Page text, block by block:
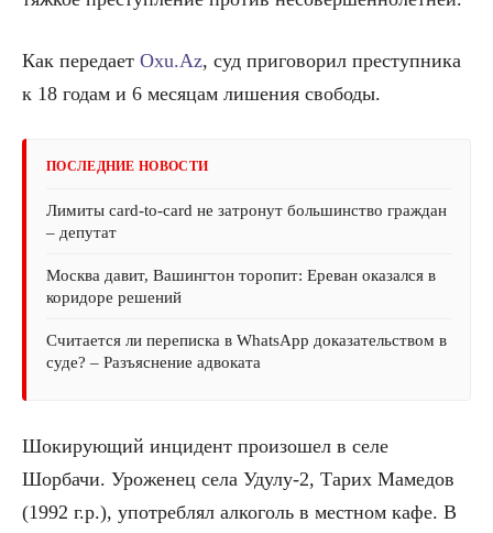
Как передает Oxu.Az, суд приговорил преступника
к 18 годам и 6 месяцам лишения свободы.
ПОСЛЕДНИЕ НОВОСТИ
Лимиты card-to-card не затронут большинство граждан
– депутат
Москва давит, Вашингтон торопит: Ереван оказался в
коридоре решений
Считается ли переписка в WhatsApp доказательством в
суде? – Разъяснение адвоката
Шокирующий инцидент произошел в селе
Шорбачи. Уроженец села Удулу-2, Тарих Мамедов
(1992 г.р.), употреблял алкоголь в местном кафе. В